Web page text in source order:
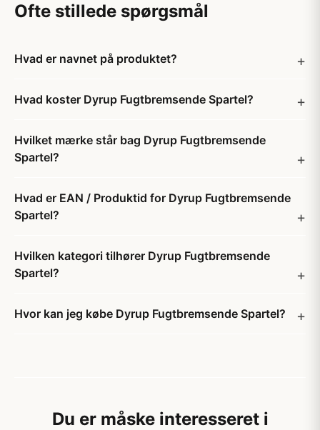
Ofte stillede spørgsmål
Hvad er navnet på produktet?
Hvad koster Dyrup Fugtbremsende Spartel?
Hvilket mærke står bag Dyrup Fugtbremsende
Spartel?
Hvad er EAN / Produktid for Dyrup Fugtbremsende
Spartel?
Hvilken kategori tilhører Dyrup Fugtbremsende
Spartel?
Hvor kan jeg købe Dyrup Fugtbremsende Spartel?
Du er måske interesseret i